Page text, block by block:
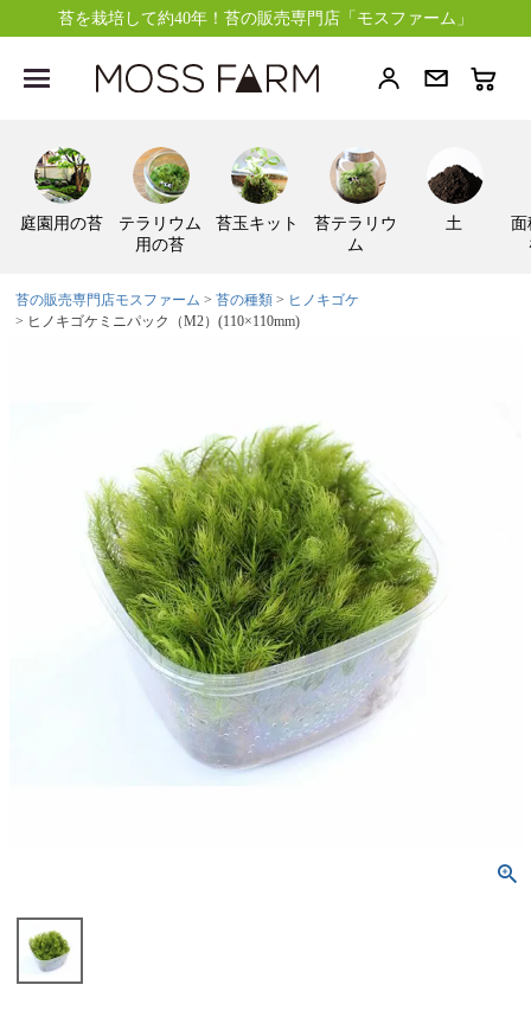
苔を栽培して約40年！苔の販売専門店「モスファーム」
庭園用の苔
テラリウム
用の苔
苔玉キット
苔テラリウ
ム
土
苔の販売専門店モスファーム 苔の種類
ヒノキゴケ
ヒノキゴケミニパック（M2）(110×110mm)